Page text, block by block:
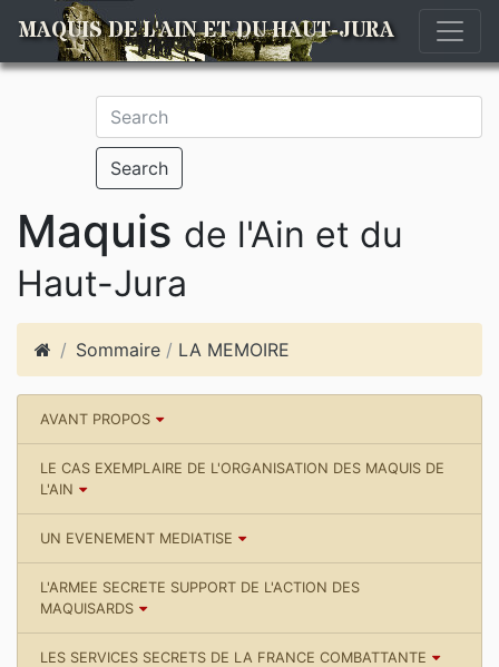
MAQUIS DE L'AIN ET DU HAUT-JURA
Search
Maquis de l'Ain et du
Haut-Jura
Sommaire / LA MEMOIRE
AVANT PROPOS
LE CAS EXEMPLAIRE DE L'ORGANISATION DES MAQUIS DE
L'AIN
UN EVENEMENT MEDIATISE
L'ARMEE SECRETE SUPPORT DE L'ACTION DES
MAQUISARDS
LES SERVICES SECRETS DE LA FRANCE COMBATTANTE